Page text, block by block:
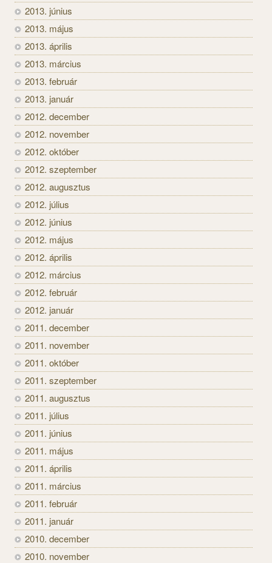
2013. június
2013. május
2013. április
2013. március
2013. február
2013. január
2012. december
2012. november
2012. október
2012. szeptember
2012. augusztus
2012. július
2012. június
2012. május
2012. április
2012. március
2012. február
2012. január
2011. december
2011. november
2011. október
2011. szeptember
2011. augusztus
2011. július
2011. június
2011. május
2011. április
2011. március
2011. február
2011. január
2010. december
2010. november